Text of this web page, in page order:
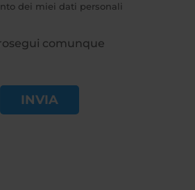
dei miei dati personali
comunque